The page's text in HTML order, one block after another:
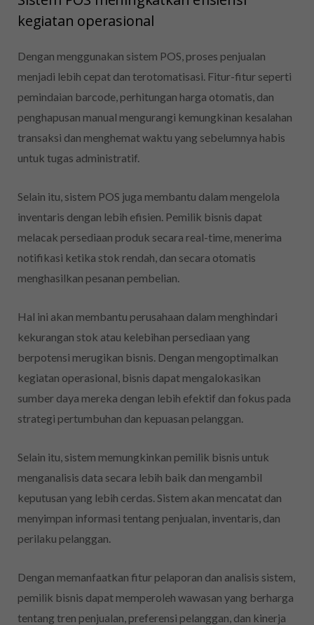
kegiatan operasional
Dengan menggunakan sistem POS, proses penjualan
menjadi lebih cepat dan terotomatisasi. Fitur-fitur seperti
pemindaian barcode, perhitungan harga otomatis, dan
penghapusan manual mengurangi kemungkinan kesalahan
transaksi dan menghemat waktu yang sebelumnya habis
untuk tugas administratif.
Selain itu, sistem POS juga membantu dalam mengelola
inventaris dengan lebih efisien. Pemilik bisnis dapat
melacak persediaan produk secara real-time, menerima
notifikasi ketika stok rendah, dan secara otomatis
menghasilkan pesanan pembelian.
Hal ini akan membantu perusahaan dalam menghindari
kekurangan stok atau kelebihan persediaan yang
berpotensi merugikan bisnis. Dengan mengoptimalkan
kegiatan operasional, bisnis dapat mengalokasikan
sumber daya mereka dengan lebih efektif dan fokus pada
strategi pertumbuhan dan kepuasan pelanggan.
Selain itu, sistem memungkinkan pemilik bisnis untuk
menganalisis data secara lebih baik dan mengambil
keputusan yang lebih cerdas. Sistem akan mencatat dan
menyimpan informasi tentang penjualan, inventaris, dan
perilaku pelanggan.
Dengan memanfaatkan fitur pelaporan dan analisis sistem,
pemilik bisnis dapat memperoleh wawasan yang berharga
tentang tren penjualan, preferensi pelanggan, dan kinerja